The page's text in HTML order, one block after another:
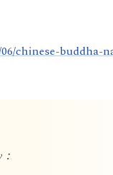
chinese-buddha-